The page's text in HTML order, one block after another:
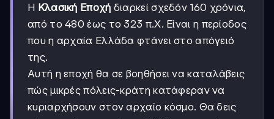
Η Κλασική Εποχή διαρκεί σχεδόν 160 χρόνια,
από το 480 έως το 323 π.Χ. Είναι η περίοδος
που η αρχαία Ελλάδα φτάνει στο απόγειό
της.
Αυτή η εποχή θα σε βοηθήσει να καταλάβεις
πώς μικρές πόλεις-κράτη κατάφεραν να
κυριαρχήσουν στον αρχαίο κόσμο. Θα δεις